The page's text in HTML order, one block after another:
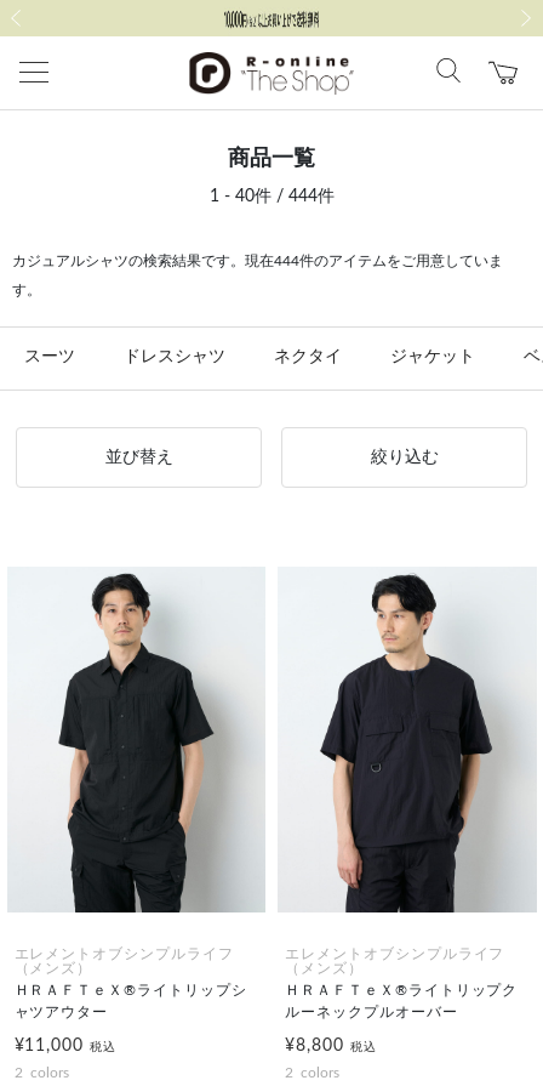
商品一覧
1 - 40件 / 444件
カジュアルシャツの検索結果です。現在444件のアイテムをご用意していま
す。
スーツ ドレスシャツ ネクタイ ジャケット
並び替え 絞り込む
エレメントオブシンプルライフ
（メンズ）
ＨＲＡＦＴｅＸ®ライトリップシ
ャツアウター
¥11,000税込
2 colors
エレメントオブシンプルライフ
（メンズ）
ＨＲＡＦＴｅＸ®ライトリップク
ルーネックプルオーバー
¥8,800 税込
2 colors